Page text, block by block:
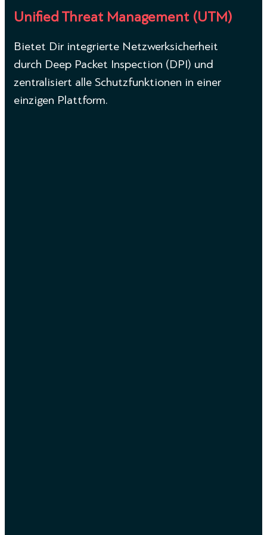
Unified Threat Management (UTM)
Bietet Dir integrierte Netzwerksicherheit
durch Deep Packet Inspection (DPI) und
zentralisiert alle Schutzfunktionen in einer
einzigen Plattform.